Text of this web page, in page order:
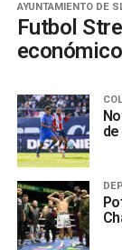
AYUNTAMIENTO DE
Futbol